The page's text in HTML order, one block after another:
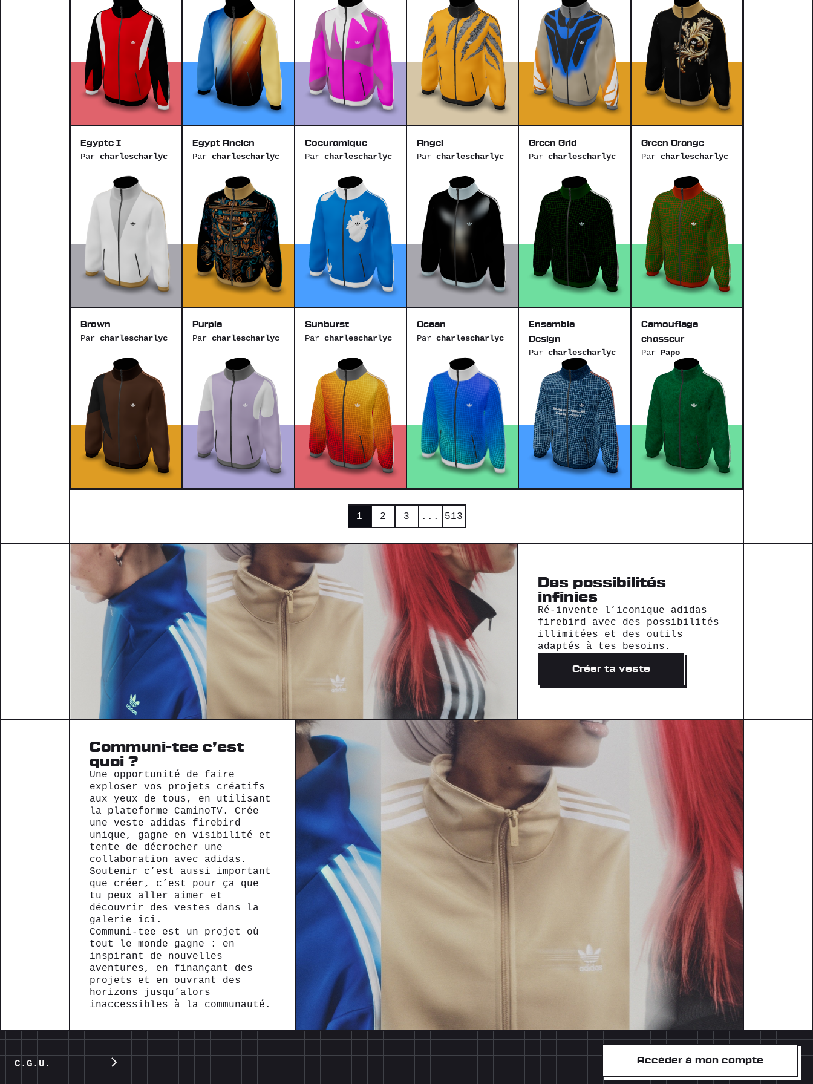
Egypte I
Par charlescharlyc
Egypt Ancien
Parcharlescharlyc
Coeuramique
Par charlescharlyc
Angel
Par charlescharlyc
Green Grid
Parcharlescharlyc
Green Orange
Par charlescharlyc
Brown
Par charlescharlyc
Purple
Parcharlescharlyc
Sunburst
Par charlescharlyc
Ocean
Par charlescharlyc
Ensemble
Design
Parcharlescharlyc
Camouflage
chasseur
Par Papo
1 2 3 ... 513
Des possibilités
infinies
Ré-invente l’iconique adidas
firebird avec des possibilités
illimitées et des outils
adaptés à tes besoins.
Créer ta veste
Communi-tee c’est
quoi ?
Une opportunité de faire
exploser vos projets créatifs
aux yeux de tous, en utilisant
la plateforme CaminoTV. Crée
une veste adidas firebird
unique, gagne en visibilité et
tente de décrocher une
collaboration avec adidas.
Soutenir c’est aussi important
que créer, c’est pour ça que
tu peux aller aimer et
découvrir des vestes dans la
galerie ici.
Communi-tee est un projet où
tout le monde gagne : en
inspirant de nouvelles
aventures, en finançant des
projets et en ouvrant des
horizons jusqu’alors
inaccessibles à la communauté.
C.G.U. Accéder à mon compte